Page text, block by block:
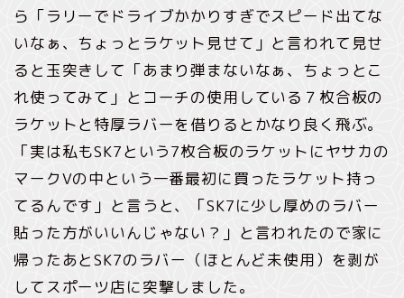
ら「ラリーでドライブかかりすぎでスピード出てな
いなぁ、ちょっとラケット見せて」と言われて見せ
ると玉突きして「あまり弾まないなぁ、ちょっとこ
れ使ってみて」とコーチの使用している７枚合板の
ラケットと特厚ラバーを借りるとかなり良く飛ぶ。
「実は私もSK7という7枚合板のラケットにヤサカの
マークVの中という一番最初に買ったラケット持っ
てるんです」と言うと、「SK7に少し厚めのラバー
貼った方がいいんじゃない？」と言われたので家に
帰ったあとSK7のラバー（ほとんど未使用）を剥が
してスポーツ店に突撃しました。